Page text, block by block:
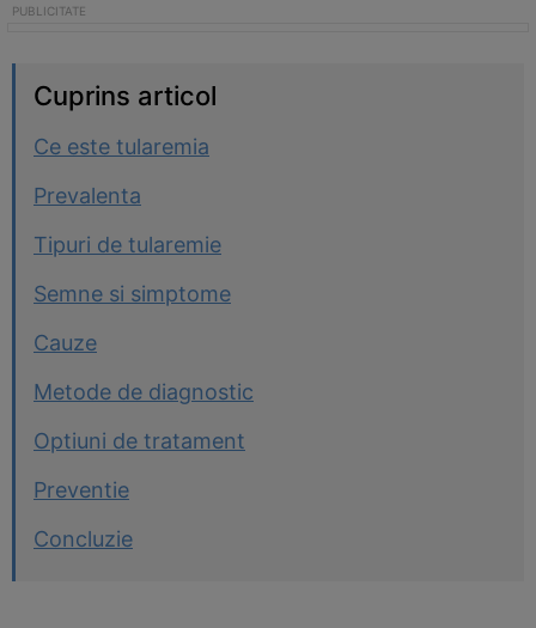
Cuprins articol
Ce este tularemia
Prevalenta
Tipuri de tularemie
Semne si simptome
Cauze
Metode de diagnostic
Optiuni de tratament
Preventie
Concluzie